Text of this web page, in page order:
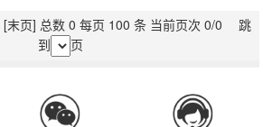
[末页] 总数 0 每页 100 条 当前页次 0/0 跳
到
页